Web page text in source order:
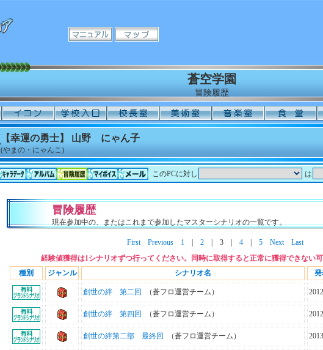
蒼空学園
冒険履歴
【幸運の勇士】 山野 にゃん子
(やまの・にゃんこ)
このPCに対し は
冒険履歴
現在参加中の、またはこれまで参加したマスターシナリオの一覧です。
First Previous 1| 2| 3| 4| 5 Next
Last
経験値獲得は1シナリオずつ行ってください。同時に取得すると正常に獲得できない可
種別
ジャンル シナリオ名 発
創世の絆 第二回 （蒼フロ運営チーム）
創世の絆 第四回 （蒼フロ運営チーム）
創世の絆第二部 最終回 （蒼フロ運営チーム）